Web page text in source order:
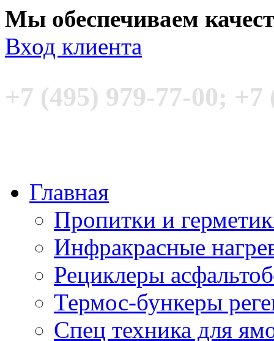
Мы обеспечиваем
Вход клиента
+7 (495) 979-77-00; +7
Главная
Пропитки и
Инфракрасные
Рециклеры
Термос-бункеры
Спец техника для